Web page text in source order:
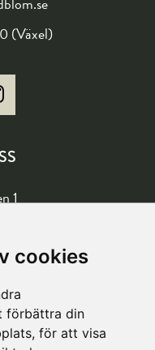
cookies
förbättra din
för att visa
(Växel)
1